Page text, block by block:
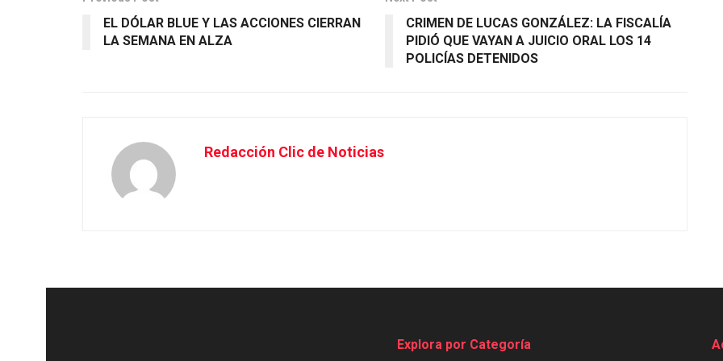
EL DÓLAR BLUE Y LAS ACCIONES CIERRAN
LA SEMANA EN ALZA
CRIMEN DE LUCAS GONZÁLEZ: LA FISCALÍA
PIDIÓ QUE VAYAN A JUICIO ORAL LOS 14
POLICÍAS DETENIDOS
Redacción Clic de Noticias
Explora por Categoría